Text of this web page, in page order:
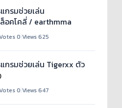
กรมช่วยเล่น
อคโคลี่ / earthmma
0|Views 625
กรมช่วยเล่น Tigerxx ตัว
0|Views 647